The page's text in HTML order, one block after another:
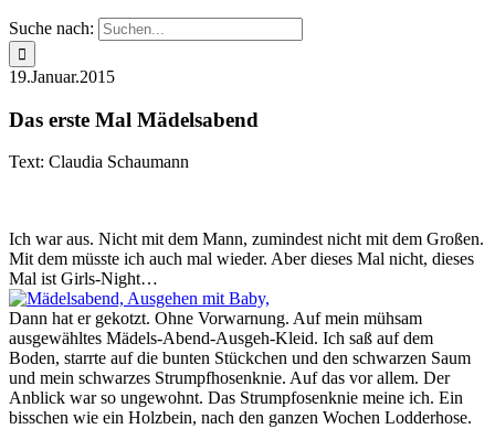
Suche nach:
19.Januar.2015
Das erste Mal Mädelsabend
Text: Claudia Schaumann
Ich war aus. Nicht mit dem Mann, zumindest nicht mit dem Großen.
Mit dem müsste ich auch mal wieder. Aber dieses Mal nicht, dieses
Mal ist Girls-Night…
Dann hat er gekotzt. Ohne Vorwarnung. Auf mein mühsam
ausgewähltes Mädels-Abend-Ausgeh-Kleid. Ich saß auf dem
Boden, starrte auf die bunten Stückchen und den schwarzen Saum
und mein schwarzes Strumpfhosenknie. Auf das vor allem. Der
Anblick war so ungewohnt. Das Strumpfosenknie meine ich. Ein
bisschen wie ein Holzbein, nach den ganzen Wochen Lodderhose.